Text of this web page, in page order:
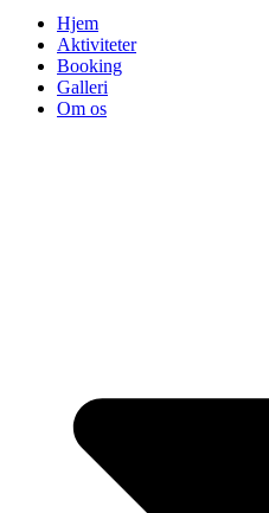
Hjem
Aktiviteter
Booking
Galleri
Om os